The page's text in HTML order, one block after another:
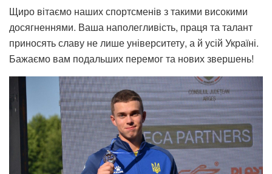
Щиро вітаємо наших спортсменів з такими високими
досягненнями. Ваша наполегливість, праця та талант
приносять славу не лише університету, а й усій Україні.
Бажаємо вам подальших перемог та нових звершень!